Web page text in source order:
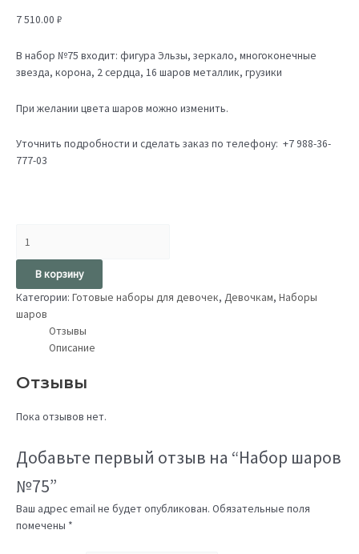
7 510.00 ₽
В набор №75 входит: фигура Эльзы, зеркало, многоконечные
звезда, корона, 2 сердца, 16 шаров металлик, грузики
При желании цвета шаров можно изменить.
Уточнить подробности и сделать заказ по телефону: +7 988-36-
777-03
В корзину
Категории: Готовые наборы для девочек, Девочкам, Наборы
шаров
Отзывы
Описание
Отзывы
Пока отзывов нет.
Добавьте первый отзыв на “Набор шаров
№75”
Ваш адрес email не будет опубликован. Обязательные поля
помечены *